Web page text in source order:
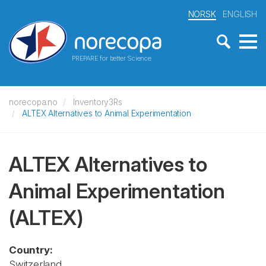
PREPARE for better Science
NORSK ENGLISH
norecopa.no
Inventory3Rs
ALTEX Alternatives to Animal Experimentation
ALTEX Alternatives to
Animal Experimentation
(ALTEX)
Country: